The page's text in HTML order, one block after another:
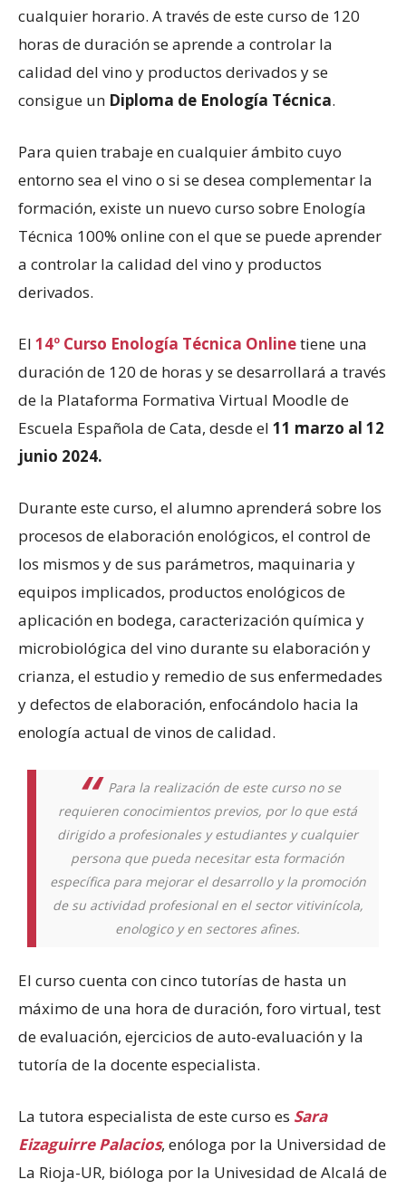
cualquier horario. A través de este curso de 120
horas de duración se aprende a controlar la
calidad del vino y productos derivados y se
consigue un Diploma de Enología Técnica.
Para quien trabaje en cualquier ámbito cuyo
entorno sea el vino o si se desea complementar la
formación, existe un nuevo curso sobre Enología
Técnica 100% online con el que se puede aprender
a controlar la calidad del vino y productos
derivados.
El 14º Curso Enología Técnica Onlinetiene una
duración de 120 de horas y se desarrollará a través
de la Plataforma Formativa Virtual Moodle de
Escuela Española de Cata, desde el 11 marzo al 12
junio 2024.
Durante este curso, el alumno aprenderá sobre los
procesos de elaboración enológicos, el control de
los mismos y de sus parámetros, maquinaria y
equipos implicados, productos enológicos de
aplicación en bodega, caracterización química y
microbiológica del vino durante su elaboración y
crianza, el estudio y remedio de sus enfermedades
y defectos de elaboración, enfocándolo hacia la
enología actual de vinos de calidad.
Para la realización de este curso no se
requieren conocimientos previos, por lo que está
dirigido a profesionales y estudiantes y cualquier
persona que pueda necesitar esta formación
específica para mejorar el desarrollo y la promoción
de su actividad profesional en el sector vitivinícola,
enologico y en sectores afines.
El curso cuenta con cinco tutorías de hasta un
máximo de una hora de duración, foro virtual, test
de evaluación, ejercicios de auto-evaluación y la
tutoría de la docente especialista.
La tutora especialista de este curso es Sara
Eizaguirre Palacios, enóloga por la Universidad de
La Rioja-UR, bióloga por la Univesidad de Alcalá de